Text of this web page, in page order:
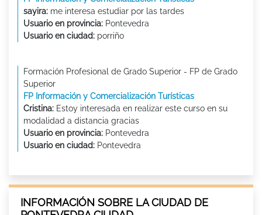
sayira: me interesa estudiar por las tardes
Usuario en provincia: Pontevedra
Usuario en ciudad: porriño
Formación Profesional de Grado Superior - FP de Grado
Superior
FP Información y Comercialización Turísticas
Cristina: Estoy interesada en realizar este curso en su
modalidad a distancia gracias
Usuario en provincia: Pontevedra
Usuario en ciudad: Pontevedra
INFORMACIÓN SOBRE LA CIUDAD DE